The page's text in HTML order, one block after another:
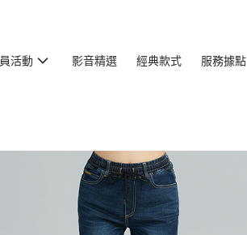
活動 影音精選 經典款式 服務據點